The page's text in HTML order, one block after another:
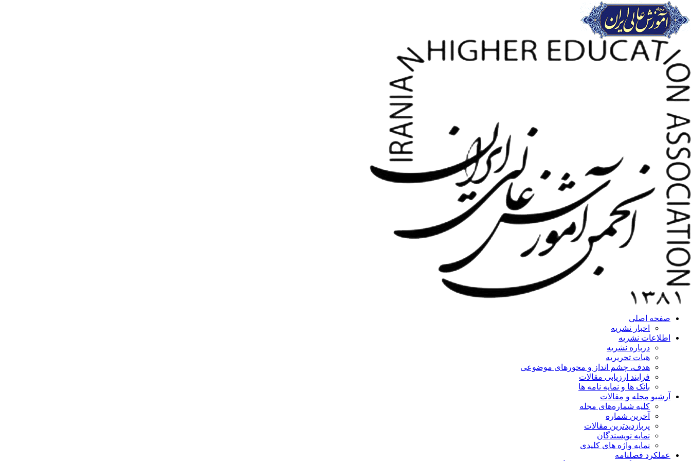
صفحه اصلی
اخبار نشریه
اطلاعات نشریه
درباره نشریه
هیات تحریریه
هدف، چشم انداز و محورهای موضوعی
فرایند ارزیابی مقالات
بانک ها و نمایه نامه ها
آرشیو مجله و مقالات
کلیه شماره‌های مجله
آخرین شماره
پربازدیدترین مقالات
نمایه نویسندگان
نمایه واژه های کلیدی
عملکرد فصلنامه